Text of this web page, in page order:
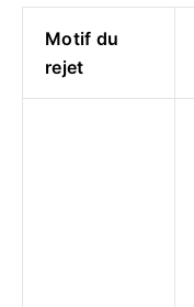
Motif du
rejet